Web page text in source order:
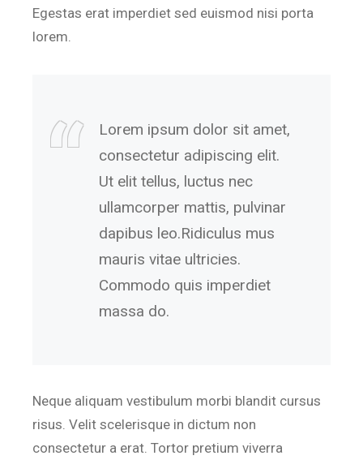
Egestas erat imperdiet sed euismod nisi porta
lorem.
Lorem ipsum dolor sit amet,
consectetur adipiscing elit.
Ut elit tellus, luctus nec
ullamcorper mattis, pulvinar
dapibus leo.Ridiculus mus
mauris vitae ultricies.
Commodo quis imperdiet
massa do.
Neque aliquam vestibulum morbi blandit cursus
risus. Velit scelerisque in dictum non
consectetur a erat. Tortor pretium viverra